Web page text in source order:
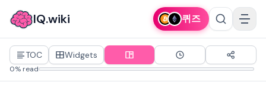
IQ.wiki 퀴즈
TOC Widgets
0% read